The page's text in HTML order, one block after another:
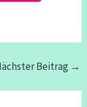
Beitrag →